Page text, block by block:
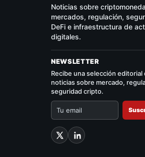
Noticias sobre
mercados, regulación,
DeFi e infraestructura de
digitales.
NEWSLETTER
Recibe una selección editorial
noticias sobre mercado,
seguridad cripto.